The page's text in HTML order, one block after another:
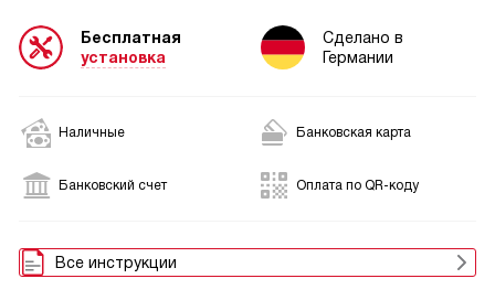
Бесплатная
установка
Сделано в
Германии
Наличные Банковская карта
Банковский счет Оплата по QR-коду
Все инструкции